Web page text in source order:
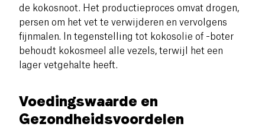
de kokosnoot. Het productieproces omvat drogen,
persen om het vet te verwijderen en vervolgens
fijnmalen. In tegenstelling tot kokosolie of -boter
behoudt kokosmeel alle vezels, terwijl het een
lager vetgehalte heeft.
Voedingswaarde en
Gezondheidsvoordelen